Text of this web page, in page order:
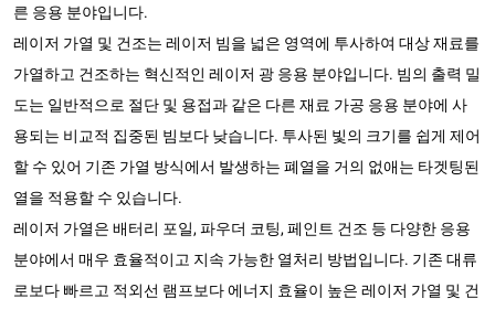
른 응용 분야입니다.
레이저 가열 및 건조는 레이저 빔을 넓은 영역에 투사하여 대상 재료를
가열하고 건조하는 혁신적인 레이저 광 응용 분야입니다. 빔의 출력 밀
도는 일반적으로 절단 및 용접과 같은 다른 재료 가공 응용 분야에 사
용되는 비교적 집중된 빔보다 낮습니다. 투사된 빛의 크기를 쉽게 제어
할 수 있어 기존 가열 방식에서 발생하는 폐열을 거의 없애는 타겟팅된
열을 적용할 수 있습니다.
레이저 가열은 배터리 포일, 파우더 코팅, 페인트 건조 등 다양한 응용
분야에서 매우 효율적이고 지속 가능한 열처리 방법입니다. 기존 대류
로보다 빠르고 적외선 램프보다 에너지 효율이 높은 레이저 가열 및 건